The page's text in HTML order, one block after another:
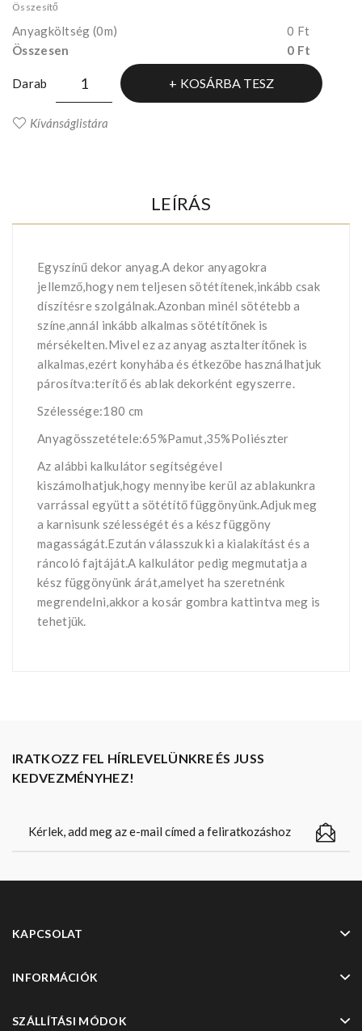
Összesítő
Anyagköltség (0m)
0 Ft
Összesen
0 Ft
Darab KOSÁRBA TESZ
Kívánságlistára
LEÍRÁS
Egyszínű dekor anyag.A dekor anyagokra
jellemző,hogy nem teljesen sötétítenek,inkább csak
díszítésre szolgálnak.Azonban minél sötétebb a
színe,annál inkább alkalmas sötétítőnek is
mérsékelten.Mivel ez az anyag asztalterítőnek is
alkalmas,ezért konyhába és étkezőbe használhatjuk
párosítva:terítő és ablak dekorként egyszerre.
Szélessége:180 cm
Anyagösszetétele:65%Pamut,35%Poliészter
Az alábbi kalkulátor segítségével
kiszámolhatjuk,hogy mennyibe kerül az ablakunkra
varrással együtt a sötétítő függönyünk.Adjuk meg
a karnisunk szélességét és a kész függöny
magasságát.Ezután válasszuk ki a kialakítást és a
ráncoló fajtáját.A kalkulátor pedig megmutatja a
kész függönyünk árát,amelyet ha szeretnénk
megrendelni,akkor a kosár gombra kattintva meg is
tehetjük.
IRATKOZZ FEL HÍRLEVELÜNKRE ÉS JUSS
KEDVEZMÉNYHEZ!
KAPCSOLAT
INFORMÁCIÓK
SZÁLLÍTÁSI MÓDOK